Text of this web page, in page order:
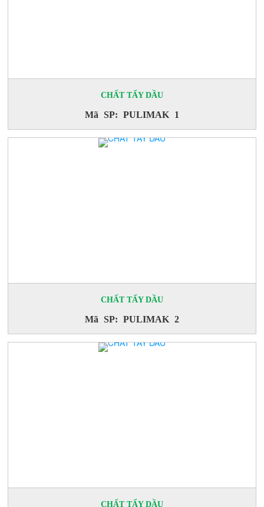
CHẤT TẨY DẦU
Mã SP: PULIMAK 1
CHẤT TẨY DẦU
Mã SP: PULIMAK 2
CHẤT TẨY DẦU